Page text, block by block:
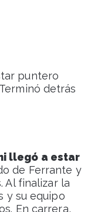
puntero
detrás
llegó a estar
de Ferrante y
Al finalizar la
y su equipo
En carrera,